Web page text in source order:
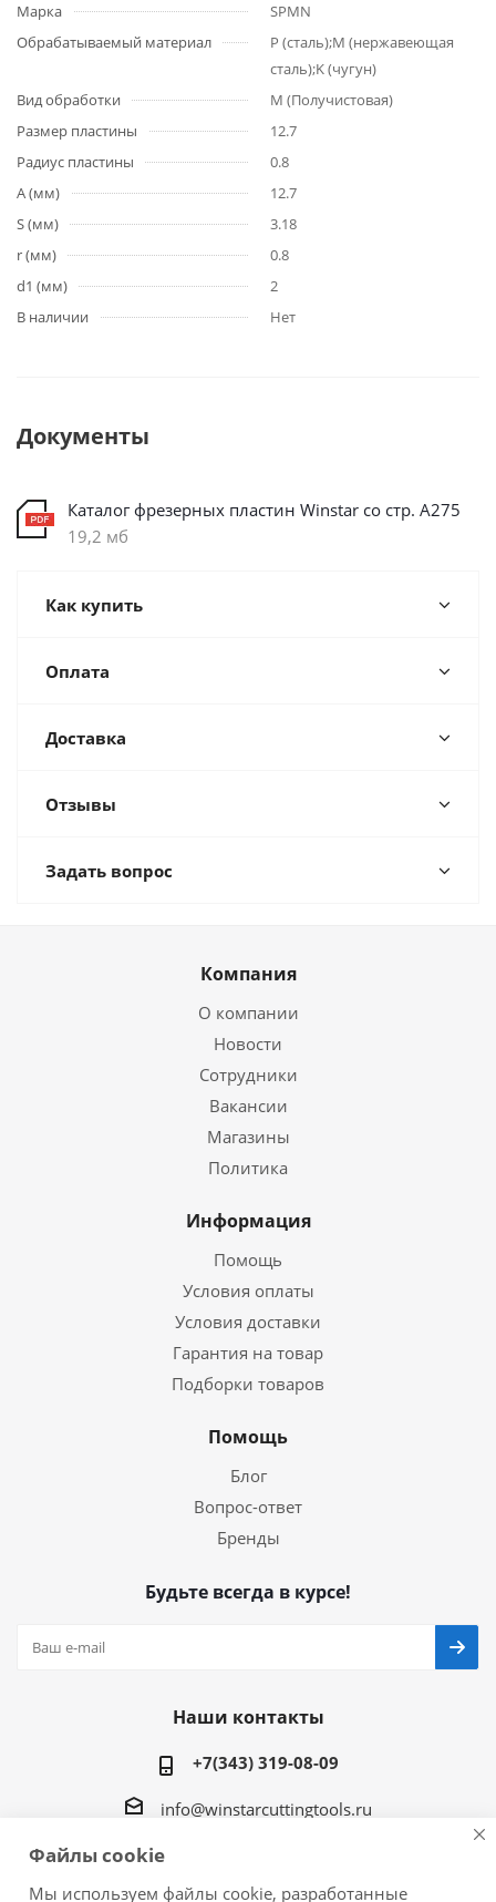
Марка
SPMN
Обрабатываемый материал
P (сталь);M (нержавеющая
сталь);K (чугун)
Вид обработки
M (Получистовая)
Размер пластины
12.7
Радиус пластины
0.8
A (мм)
12.7
S (мм)
3.18
r (мм)
0.8
d1 (мм)
2
В наличии
Нет
Документы
Каталог фрезерных пластин Winstar со стр. А275
19,2 мб
Как купить
Оплата
Доставка
Отзывы
Задать вопрос
Компания
О компании
Новости
Сотрудники
Вакансии
Магазины
Политика
Информация
Помощь
Условия оплаты
Условия доставки
Гарантия на товар
Подборки товаров
Помощь
Блог
Вопрос-ответ
Бренды
Будьте всегда в курсе!
Наши контакты
+7(343) 319-08-09
info@winstarcuttingtools.ru
г.Екатеринбург ул. Фурманова 109, офис 604
Файлы cookie
Мы используем файлы cookie, разработанные